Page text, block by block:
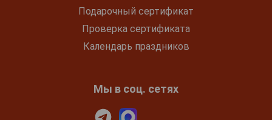
Подарочный сертификат
Проверка сертификата
Календарь праздников
Мы в соц. сетях